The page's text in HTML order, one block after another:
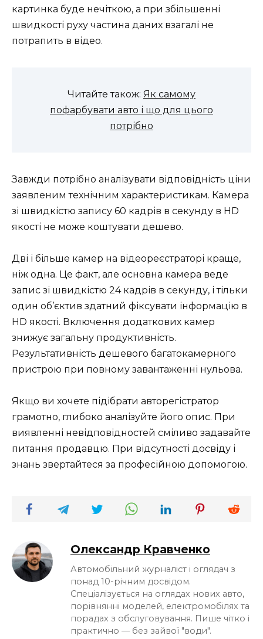
картинка буде нечіткою, а при збільшенні
швидкості руху частина даних взагалі не
потрапить в відео.
Читайте також: Як самому
пофарбувати авто і що для цього
потрібно
Завжди потрібно аналізувати відповідність ціни
заявленим технічним характеристикам. Камера
зі швидкістю запису 60 кадрів в секунду в HD
якості не може коштувати дешево.
Дві і більше камер на відеореєстраторі краще,
ніж одна. Це факт, але основна камера веде
запис зі швидкістю 24 кадрів в секунду, і тільки
один об’єктив здатний фіксувати інформацію в
HD якості. Включення додаткових камер
знижує загальну продуктивність.
Результативність дешевого багатокамерного
пристрою при повному завантаженні нульова.
Якщо ви хочете підібрати авторегістратор
грамотно, глибоко аналізуйте його опис. При
виявленні невідповідностей сміливо задавайте
питання продавцю. При відсутності досвіду і
знань звертайтеся за професійною допомогою.
Олександр Кравченко
Автомобільний журналіст і оглядач з
понад 10-річним досвідом.
Спеціалізується на оглядах нових авто,
порівнянні моделей, електромобілях та
порадах з обслуговування. Пише чітко і
практично — без зайвої "води".